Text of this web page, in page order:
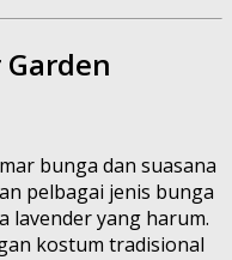
bunga dan suasana
pelbagai jenis bunga
lavender yang harum.
kostum tradisional